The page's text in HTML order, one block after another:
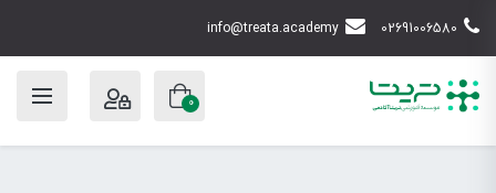
02691006580
info@treata.academy
0